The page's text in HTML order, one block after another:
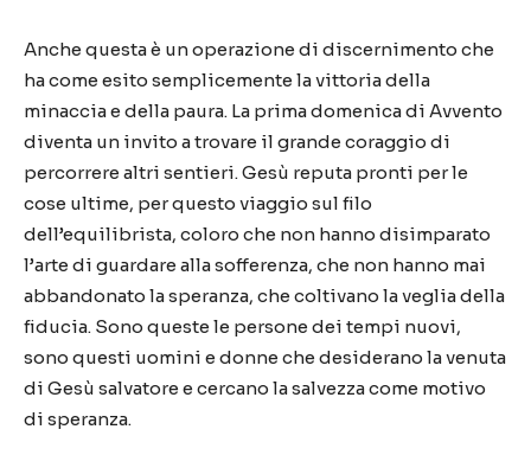
Anche questa è un operazione di discernimento che
ha come esito semplicemente la vittoria della
minaccia e della paura. La prima domenica di Avvento
diventa un invito a trovare il grande coraggio di
percorrere altri sentieri. Gesù reputa pronti per le
cose ultime, per questo viaggio sul filo
dell’equilibrista, coloro che non hanno disimparato
l’arte di guardare alla sofferenza, che non hanno mai
abbandonato la speranza, che coltivano la veglia della
fiducia. Sono queste le persone dei tempi nuovi,
sono questi uomini e donne che desiderano la venuta
di Gesù salvatore e cercano la salvezza come motivo
di speranza.